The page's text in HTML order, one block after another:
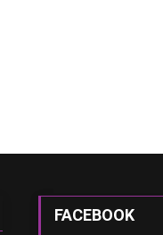
FACEBOOK